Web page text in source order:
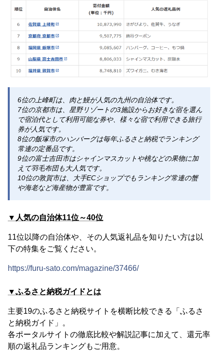
6位の上峰町は、肉と鰻が人気の九州の自治体です。
7位の京都市は、星野リゾートの3施設からお好きな宿を選ん
で宿泊代として利用可能な券や、様々な宿で利用できる旅行
券が人気です。
8位の飯塚市のハンバーグは毎年ふるさと納税でランキング
常連の定番品です。
9位の富士吉田市はシャインマスカットや桃などの果物に加
えて羽毛布団も大人気です。
10位の敦賀市は、大手ECショップでもランキング常連の蟹
や海老など海産物が豊富です。
▼人気の自治体11位～40位
11位以降の自治体や、その人気返礼品を知りたい方は以
下の特集をご覧ください。
https://furu-sato.com/magazine/37466/
▼ふるさと納税ガイドとは
主要19のふるさと納税サイトを横断比較できる「ふるさ
と納税ガイド」。
各ポータルサイトの徹底比較や解説記事に加えて、還元率
順の返礼品ランキングもご用意。